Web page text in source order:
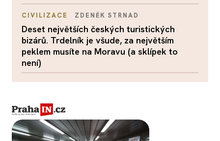
CIVILIZACE ZDENĚK STRNAD
Deset největších českých turistických
bizárů. Trdelník je všude, za největším
peklem musíte na Moravu (a sklípek to
není)